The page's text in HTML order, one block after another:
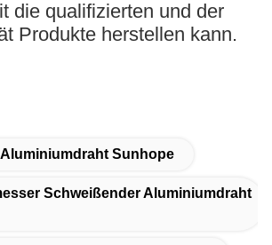
die qualifizierten und der
Produkte herstellen kann.
Sunhope
Schweißender Aluminiumdraht